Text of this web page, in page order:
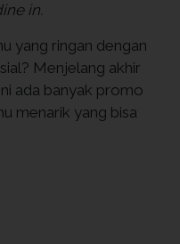
in.
yang ringan dengan
Menjelang akhir
ada banyak promo
menarik yang bisa